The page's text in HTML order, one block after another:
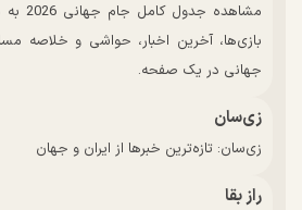
بازی‌ها، آخرین اخبار، حواشی و خلاصه
جهانی در یک صفحه.
زی‌سان
زی‌سان: تازه‌ترین خبرها از ایران و جهان
راز بقا